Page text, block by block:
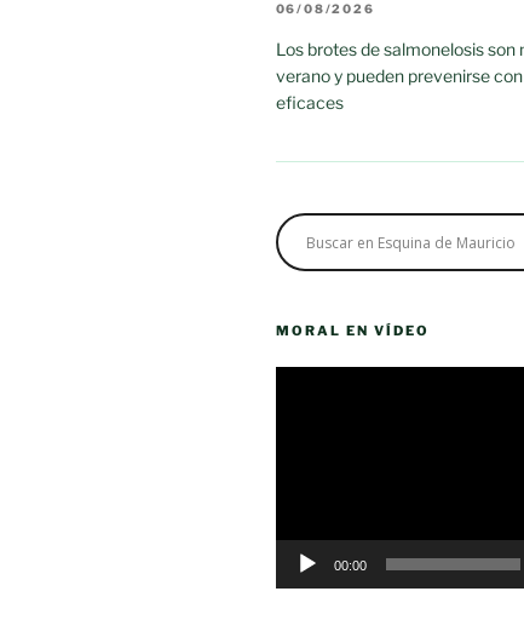
06/08/2026
Los brotes de salmonelosis
verano y pueden prevenirse
eficaces
MORAL EN VÍDEO
00:00